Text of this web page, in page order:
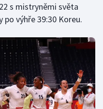
s mistryněmi světa
po výhře 39:30 Koreu.